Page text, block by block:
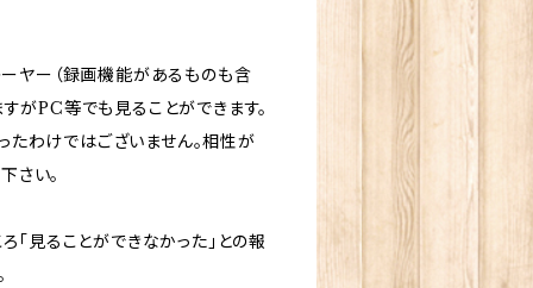
ー（録画機能があるものも含
がPC等でも見ることができます。
わけではございません。相性が
さい。
見ることができなかった」との報